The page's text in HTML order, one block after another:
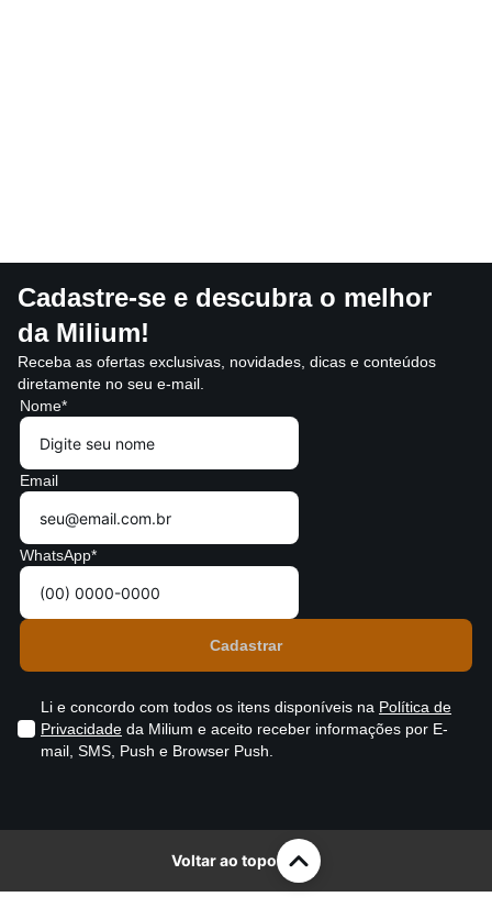
Cadastre-se e descubra o melhor
da Milium!
Receba as ofertas exclusivas, novidades, dicas e conteúdos
diretamente no seu e-mail.
Nome*
Email
WhatsApp*
Li e concordo com todos os itens disponíveis na Política de
Privacidade da Milium e aceito receber informações por E-
mail, SMS, Push e Browser Push.
Voltar ao topo